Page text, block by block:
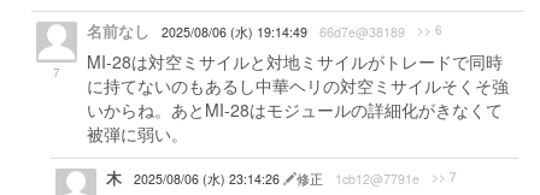
7
名前なし 2025/08/06 (水) 19:14:49 66d7e@38189 >> 6
MI-28は対空ミサイルと対地ミサイルがトレードで同時
に持てないのもあるし中華ヘリの対空ミサイルそくそ強
いからね。あとMI-28はモジュールの詳細化がきなくて
被弾に弱い。
木 2025/08/06 (水) 23:14:26 修正 1cb12@7791e >> 7